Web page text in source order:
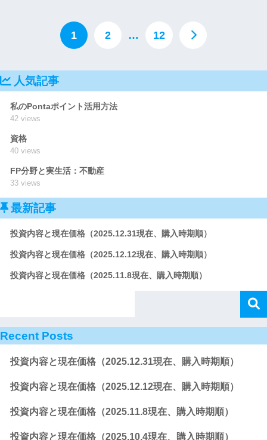
1 2 … 12
人気記事
私のPontaポイント活用方法
42 views
資格
40 views
FP分野と実生活：不動産
33 views
最新記事
投資内容と現在価格（2025.12.31現在、購入時期順）
投資内容と現在価格（2025.12.12現在、購入時期順）
投資内容と現在価格（2025.11.8現在、購入時期順）
Recent Posts
投資内容と現在価格（2025.12.31現在、購入時期順）
投資内容と現在価格（2025.12.12現在、購入時期順）
投資内容と現在価格（2025.11.8現在、購入時期順）
投資内容と現在価格（2025.10.4現在、購入時期順）